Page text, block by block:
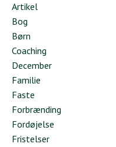
Artikel
Bog
Børn
Coaching
December
Familie
Faste
Forbrænding
Fordøjelse
Fristelser